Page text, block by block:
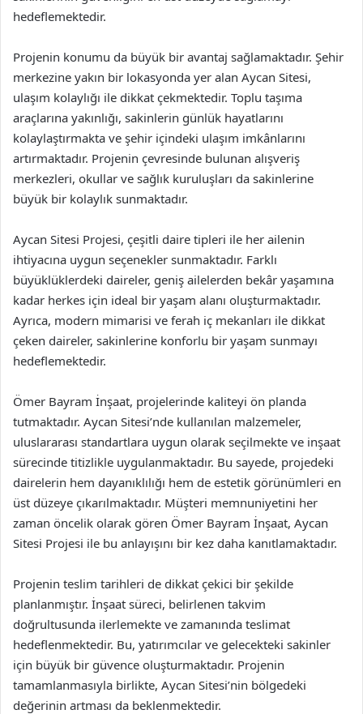
hedeflemektedir.
Projenin konumu da büyük bir avantaj sağlamaktadır. Şehir
merkezine yakın bir lokasyonda yer alan Aycan Sitesi,
ulaşım kolaylığı ile dikkat çekmektedir. Toplu taşıma
araçlarına yakınlığı, sakinlerin günlük hayatlarını
kolaylaştırmakta ve şehir içindeki ulaşım imkânlarını
artırmaktadır. Projenin çevresinde bulunan alışveriş
merkezleri, okullar ve sağlık kuruluşları da sakinlerine
büyük bir kolaylık sunmaktadır.
Aycan Sitesi Projesi, çeşitli daire tipleri ile her ailenin
ihtiyacına uygun seçenekler sunmaktadır. Farklı
büyüklüklerdeki daireler, geniş ailelerden bekâr yaşamına
kadar herkes için ideal bir yaşam alanı oluşturmaktadır.
Ayrıca, modern mimarisi ve ferah iç mekanları ile dikkat
çeken daireler, sakinlerine konforlu bir yaşam sunmayı
hedeflemektedir.
Ömer Bayram İnşaat, projelerinde kaliteyi ön planda
tutmaktadır. Aycan Sitesi’nde kullanılan malzemeler,
uluslararası standartlara uygun olarak seçilmekte ve inşaat
sürecinde titizlikle uygulanmaktadır. Bu sayede, projedeki
dairelerin hem dayanıklılığı hem de estetik görünümleri en
üst düzeye çıkarılmaktadır. Müşteri memnuniyetini her
zaman öncelik olarak gören Ömer Bayram İnşaat, Aycan
Sitesi Projesi ile bu anlayışını bir kez daha kanıtlamaktadır.
Projenin teslim tarihleri de dikkat çekici bir şekilde
planlanmıştır. İnşaat süreci, belirlenen takvim
doğrultusunda ilerlemekte ve zamanında teslimat
hedeflenmektedir. Bu, yatırımcılar ve gelecekteki sakinler
için büyük bir güvence oluşturmaktadır. Projenin
tamamlanmasıyla birlikte, Aycan Sitesi’nin bölgedeki
değerinin artması da beklenmektedir.